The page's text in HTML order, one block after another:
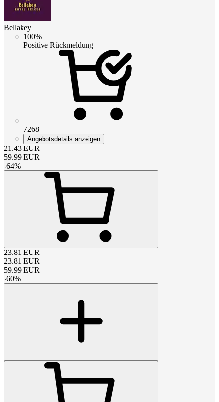
Bellakey
100%
Positive Rückmeldung
7268
Angebotsdetails anzeigen
21.43 EUR
59.99 EUR
-64%
23.81 EUR
23.81 EUR
59.99 EUR
-60%